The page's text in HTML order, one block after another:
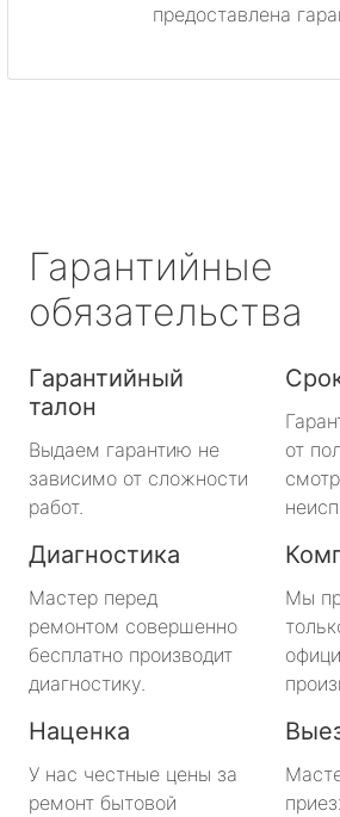
предоставлена
Гарантийные
обязательства
Гарантийный
талон
Выдаем гарантию не
зависимо от сложности
работ.
от
Диагностика
Мастер перед
ремонтом совершенно
бесплатно производит
диагностику.
Мы
Наценка
У нас честные цены за
ремонт бытовой